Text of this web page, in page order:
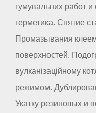
гумувальних работ и
герметика. Снятие
Промазывания
поверхностей.
вулканізаційному
режимом.
Укатку резиновых и